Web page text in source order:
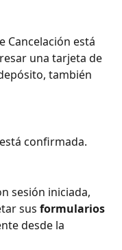
Cancelación está
una tarjeta de
también
confirmada.
sesión iniciada,
sus formularios
desde la